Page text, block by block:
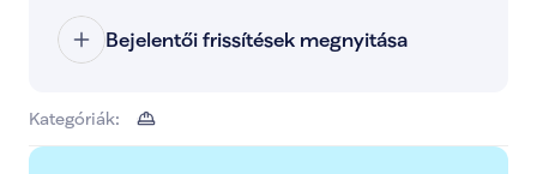
Bejelentői frissítések megnyitása
Kategóriák: